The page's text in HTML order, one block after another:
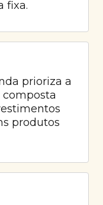
fixa.
prioriza a
composta
produtos